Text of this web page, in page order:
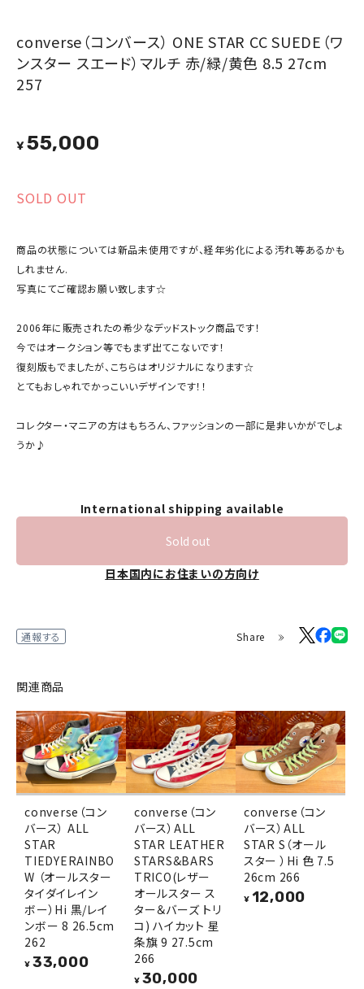
converse（コンバース） ONE STAR CC SUEDE（ワ
ンスター スエード）マルチ 赤/緑/黄色 8.5 27cm
257
¥55,000
SOLD OUT
商品の状態については新品未使用ですが、経年劣化による汚れ等あるかも
しれません.
写真にてご確認お願い致します☆
2006年に販売されたの希少なデッドストック商品です！
今ではオークション等でもまず出てこないです！
復刻版もでましたが、こちらはオリジナルになります☆
とてもおしゃれでかっこいいデザインです！！
コレクター・マニアの方はもちろん、ファッションの一部に是非いかがでしょ
うか♪
International shipping available
Sold out
日本国内にお住まいの方向け
通報する Share
関連商品
converse（コン
バース） ALL
STAR
TIEDYERAINBO
W （オールスター
タイダイレイン
ボー）Hi 黒/レイ
ンボー 8 26.5cm
262
¥ 33,000
converse（コン
バース）ALL
STAR LEATHER
STARS&BARS
TRICO(レザー
オールスター ス
ター＆バーズ トリ
コ) ハイカット 星
条旗 9 27.5cm
266
¥ 30,000
converse（コン
バース）ALL
STAR S（オール
スター ）Hi 色 7.5
26cm 266
¥ 12,000